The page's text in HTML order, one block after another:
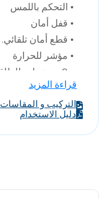
• التحكم باللمس
• قفل أمان
• قطع أمان تلقائي.
• مؤشر للحرارة
• صنع في تركيا
• الابعاد:العرض 58سم/العمق 51سم / الارتفاع 10سم
قراءة المزيد
التركيب و المقاسات
دليل الاستخدام